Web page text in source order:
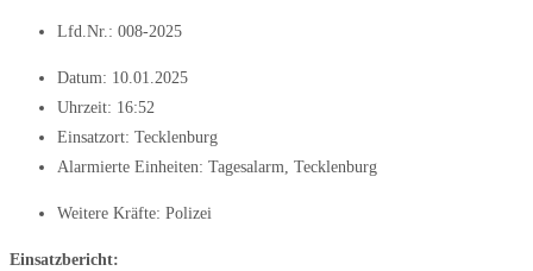
Lfd.Nr.: 008-2025
Datum: 10.01.2025
Uhrzeit: 16:52
Einsatzort: Tecklenburg
Alarmierte Einheiten: Tagesalarm, Tecklenburg
Weitere Kräfte: Polizei
Einsatzbericht: